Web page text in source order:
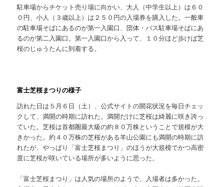
駐車場からチケット売り場に向かい、大人（中学生以上）は６０
０円、小人（３歳以上）は２５０円の入場券を購入した。一般車
の駐車場そばにあるのが第一入園口、団体・バス駐車場そばにあ
るのが第二入園口。第一入園口から入って、１０分ほど歩けば芝
桜のじゅうたんに到着する。
富士芝桜まつりの様子
訪れた日は５月６日（土）、公式サイトの開花状況を毎日チェッ
クして、満開の時期に訪れた。満開だけに芝桜は綺麗に咲き誇っ
ていた。芝桜は首都圏最大級の約８０万株ということで規模が大
きかった。約４０万株の芝桜がある羊山公園にも満開の時期に訪
れたが、やっぱり「富士芝桜まつり」のほうが大規模でかつ高密
度に芝桜が咲いている場所が多いように思った。
「富士芝桜まつり」は人気の場所のようで、入場者は多かった。